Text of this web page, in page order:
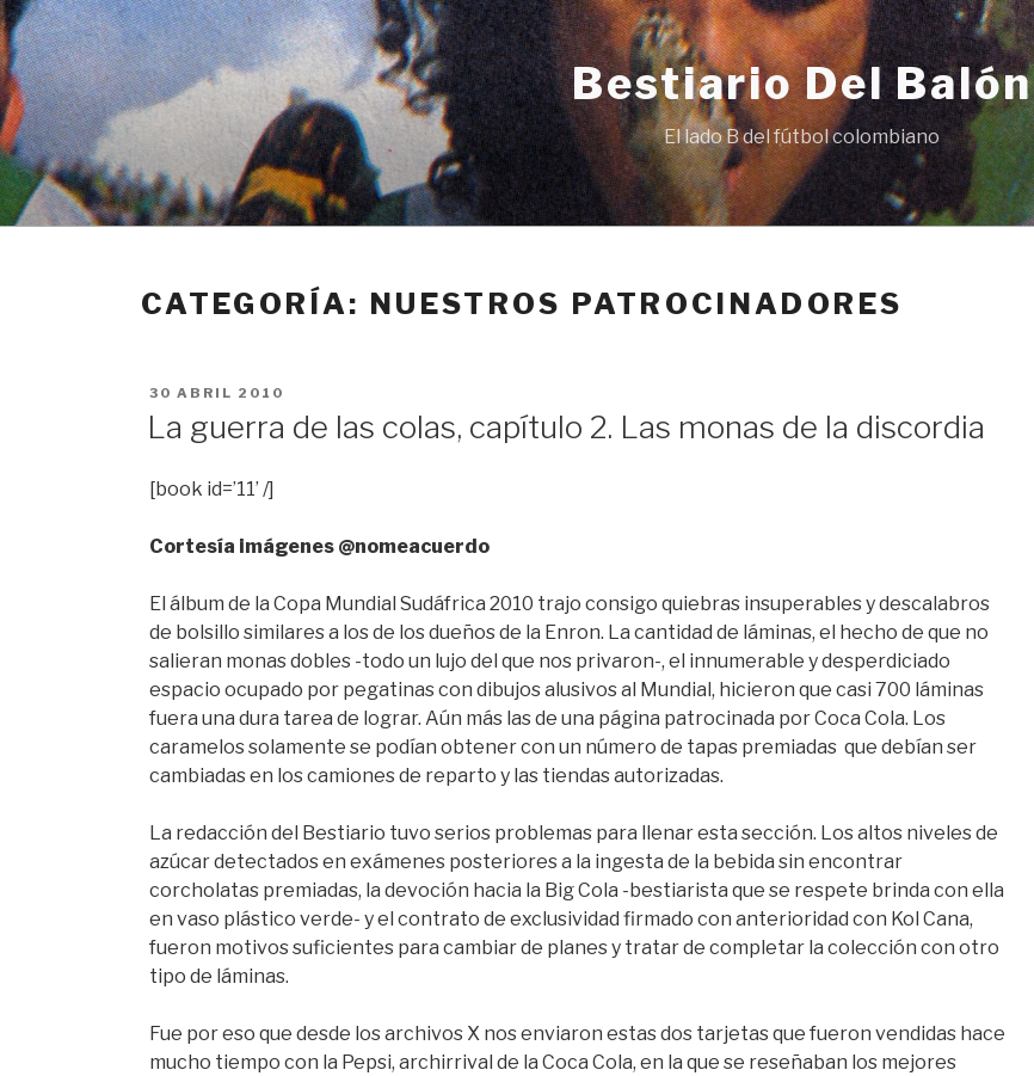
Ir
al
contenido
Bestiario Del Balón
El lado B del fútbol colombiano
CATEGORÍA: NUESTROS PATROCINADORES
PUBLICADO
EN
30 ABRIL 2010
La guerra de las colas, capítulo 2. Las monas de la discordia
[book id=’11’ /]
Cortesía imágenes @nomeacuerdo
El álbum de la Copa Mundial Sudáfrica 2010 trajo consigo quiebras insuperables y descalabros
de bolsillo similares a los de los dueños de la Enron. La cantidad de láminas, el hecho de que no
salieran monas dobles -todo un lujo del que nos privaron-, el innumerable y desperdiciado
espacio ocupado por pegatinas con dibujos alusivos al Mundial, hicieron que casi 700 láminas
fuera una dura tarea de lograr. Aún más las de una página patrocinada por Coca Cola. Los
caramelos solamente se podían obtener con un número de tapas premiadas que debían ser
cambiadas en los camiones de reparto y las tiendas autorizadas.
La redacción del Bestiario tuvo serios problemas para llenar esta sección. Los altos niveles de
azúcar detectados en exámenes posteriores a la ingesta de la bebida sin encontrar
corcholatas premiadas, la devoción hacia la Big Cola -bestiarista que se respete brinda con ella
en vaso plástico verde- y el contrato de exclusividad firmado con anterioridad con Kol Cana,
fueron motivos suficientes para cambiar de planes y tratar de completar la colección con otro
tipo de láminas.
Fue por eso que desde los archivos X nos enviaron estas dos tarjetas que fueron vendidas hace
mucho tiempo con la Pepsi, archirrival de la Coca Cola, en la que se reseñaban los mejores